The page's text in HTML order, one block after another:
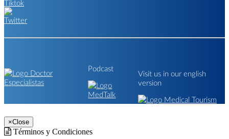
Podcast
Visit us in our english
version
×Close
Términos y Condiciones